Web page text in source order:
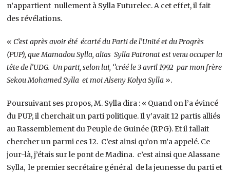
n’appartient nullement à Sylla Futurelec. A cet effet, il fait
des révélations.
« C’est après avoir été écarté du Parti de l’Unité et du Progrès
(PUP), que Mamadou Sylla, alias Sylla Patronat est venu occuper la
tête de l’UDG. Un parti, selon lui, ‘’créé le 3 avril 1992 par mon frère
Sekou Mohamed Sylla et moi Alseny Kolya Sylla ».
Poursuivant ses propos, M. Sylla dira : « Quand on l’a évincé
du PUP, il cherchait un parti politique. Il y’avait 12 partis alliés
au Rassemblement du Peuple de Guinée (RPG). Et il fallait
chercher un parmi ces 12. C’est ainsi qu’on m’a appelé. Ce
jour-là, j’étais sur le pont de Madina. c’est ainsi que Alassane
Sylla, le premier secrétaire général de la jeunesse du parti et